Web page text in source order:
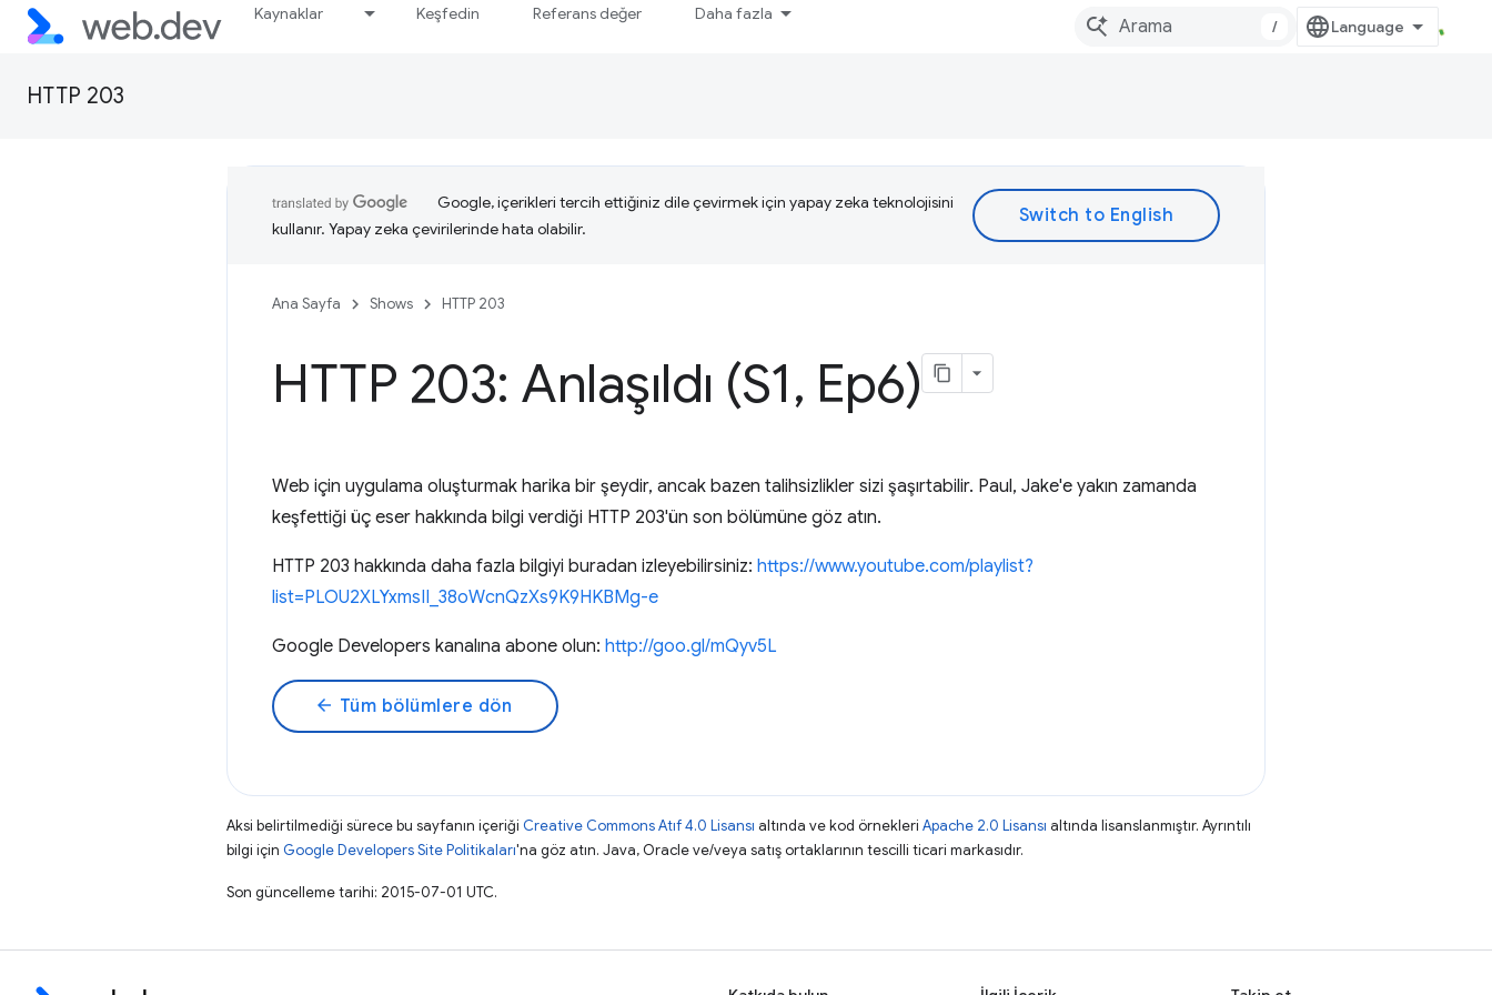
Kaynaklar Keşfedin Referans değer Daha fazla
/
HTTP 203
Google, içerikleri tercih ettiğiniz dile çevirmek için yapay zeka teknolojisini
kullanır. Yapay zeka çevirilerinde hata olabilir.
Ana Sayfa Shows HTTP 203
HTTP 203: Anlaşıldı (S1, Ep6)
Web için uygulama oluşturmak harika bir şeydir, ancak bazen talihsizlikler sizi şaşırtabilir. Paul, Jake'e yakın zamanda
keşfettiği üç eser hakkında bilgi verdiği HTTP 203'ün son bölümüne göz atın.
HTTP 203 hakkında daha fazla bilgiyi buradan izleyebilirsiniz: https://www.youtube.com/playlist?
list=PLOU2XLYxmsII_38oWcnQzXs9K9HKBMg-e
Google Developers kanalına abone olun: http://goo.gl/mQyv5L
arrow_back Tüm bölümlere dön
Aksi belirtilmediği sürece bu sayfanın içeriği Creative Commons Atıf 4.0 Lisansı altında ve kod örnekleri Apache 2.0 Lisansı altında lisanslanmıştır. Ayrıntılı
bilgi için Google Developers Site Politikaları'na göz atın. Java, Oracle ve/veya satış ortaklarının tescilli ticari markasıdır.
Son güncelleme tarihi: 2015-07-01 UTC.